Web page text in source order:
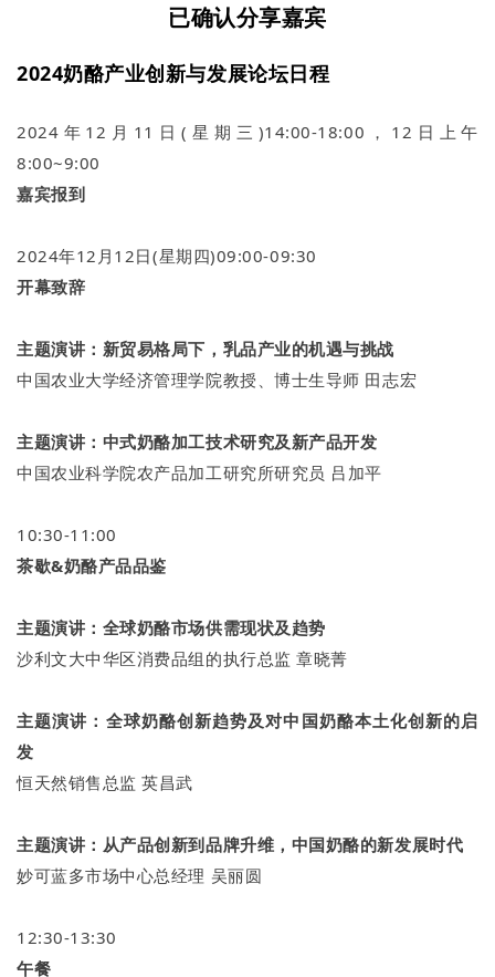
已确认分享嘉宾
2024奶酪产业创新与发展论坛日程
2024年12月11日(星期三)14:00-18:00，12日上午
8:00~9:00
嘉宾报到
2024年12月12日(星期四)09:00-09:30
开幕致辞
主题演讲： 新贸易格局下，乳品产业的机遇与挑战
中国农业大学经济管理学院教授、博士生导师 田志宏
主题演讲： 中式奶酪加工技术研究及新产品开发
中国农业科学院农产品加工研究所研究员 吕加平
10:30-11:00
茶歇&奶酪产品品鉴
主题演讲： 全球奶酪市场供需现状及趋势
沙利文大中华区消费品组的执行总监 章晓菁
主题演讲： 全球奶酪创新趋势及对中国奶酪本土化创新的启
发
恒天然销售总监 英昌武
主题演讲： 从产品创新到品牌升维，中国奶酪的新发展时代
妙可蓝多市场中心总经理 吴丽圆
12:30-13:30
午餐